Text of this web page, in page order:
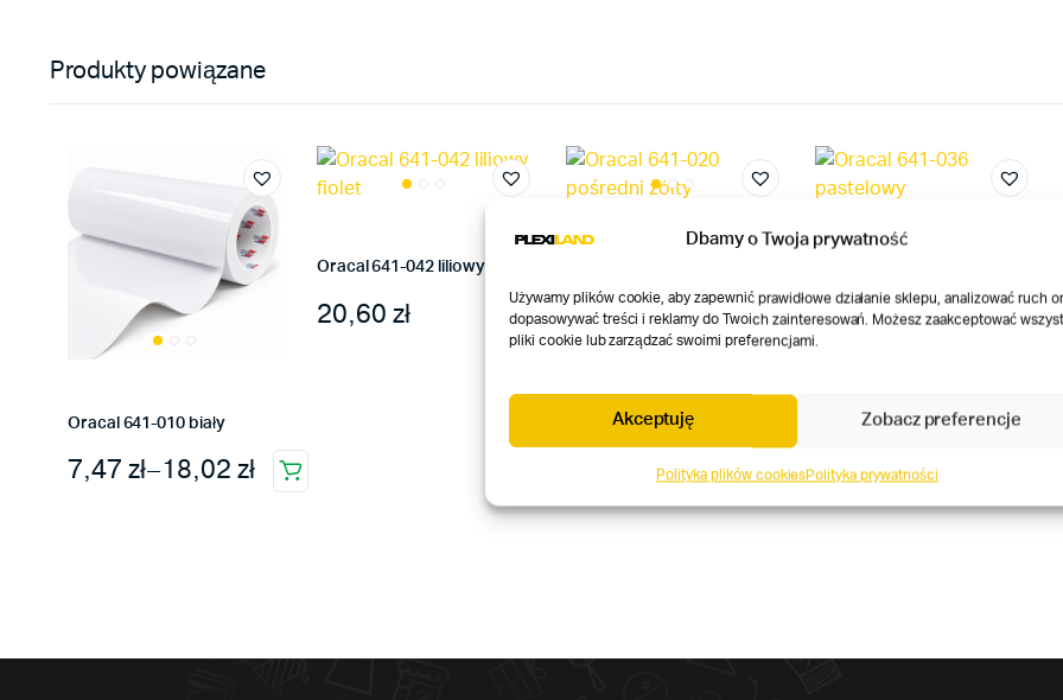
Dbamy o Twoja prywatność
Używamy plików cookie, aby zapewnić prawidłowe działanie sklepu, analizować ruch
dopasowywać treści i reklamy do Twoich zainteresowań. Możesz zaakceptować
pliki cookie lub zarządzać swoimi preferencjami.
Akceptuję Zobacz preferencje
Polityka plików cookiesPolityka prywatności
Produkty powiązane
Oracal 641-010 biały
7,47 zł–18,02 zł
Zakres cen: od 7,47 zł do 18,02 zł
Ten
można
Oracal 641-042 liliowy fiolet
20,60 zł
Ten
żółty
20,60zł
Ten
można
Oracal 641-036 pastelowy
pomarańczowy
Opcje
produktu